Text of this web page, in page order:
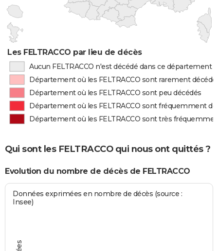
Les FELTRACCO par lieu de décès
Aucun FELTRACCO n'est décédé dans ce département
Département où les FELTRACCO sont rarement
Département où les FELTRACCO sont peu décédés
Département où les FELTRACCO sont fréquemment
Département où les FELTRACCO sont très
Qui sont les FELTRACCO qui nous ont quittés ?
Evolution du nombre de décès de FELTRACCO
Données exprimées en nombre de décès (source :
Insee)